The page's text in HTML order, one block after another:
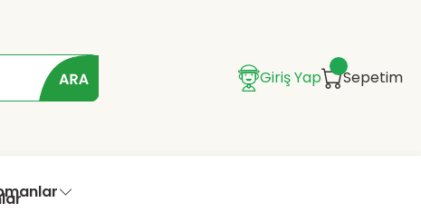
Giriş Yap Sepetim